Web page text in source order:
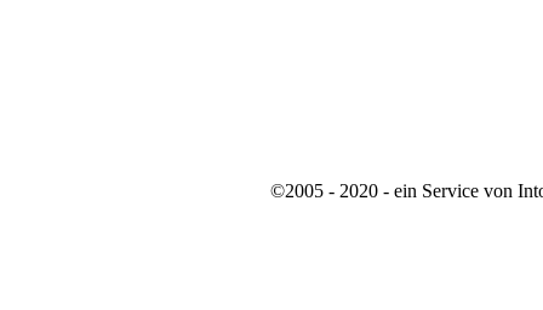
©2005 - 2020 - ein Service von